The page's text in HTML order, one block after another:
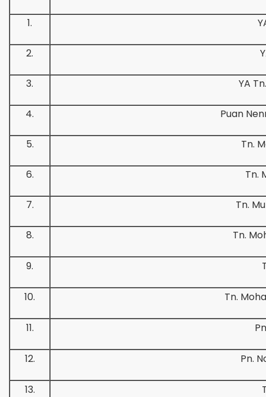
1.
2.
3. YA
4. Puan
5. Tn.
6. Tn.
7. Tn.
8. Tn.
9.
10. Tn.
11.
12. Pn.
13.